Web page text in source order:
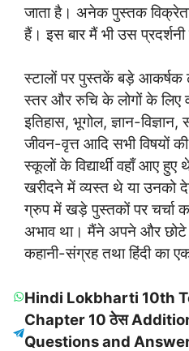
जाता है। अनेक पुस्तक
हैं। इस बार मैं भी उस प्रदर्शनी
स्टालों पर पुस्तकें बड़े
स्तर और रुचि के लोगों के लिए
इतिहास, भूगोल, ज्ञान-विज्ञान,
जीवन-वृत्त आदि सभी विषयों
स्कूलों के विद्यार्थी वहाँ आए
खरीदने में व्यस्त थे या
ग्रुप में खड़े पुस्तकों पर चर्चा
अभाव था। मैंने अपने और छोटे
कहानी-संग्रह तथा हिंदी का
Hindi Lokbharti 10th
Chapter 10 ठेस
Questions and